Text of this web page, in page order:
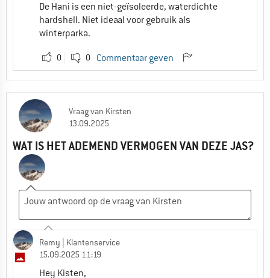
De Hani is een niet-geïsoleerde, waterdichte
hardshell. Niet ideaal voor gebruik als
winterparka.
0 0 Commentaar geven
Vraagvan Kirsten
13.09.2025
WAT IS HET ADEMEND VERMOGEN VAN DEZE JAS?
Remy | Klantenservice
15.09.2025 11:19
Hey Kisten,